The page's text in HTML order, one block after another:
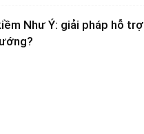
Như Ý: giải pháp hỗ trợ